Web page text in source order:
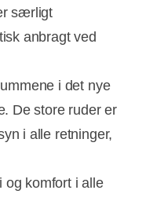
særligt
anbragt ved
i det nye
De store ruder er
i alle retninger,
og komfort i alle